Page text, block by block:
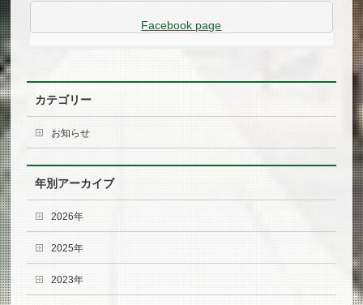
Facebook page
カテゴリー
お知らせ
年別アーカイブ
2026年
2025年
2023年